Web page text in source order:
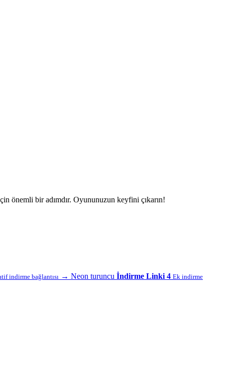
önemli bir adımdır. Oyununuzun keyfini çıkarın!
indirme bağlantısı → Neon turuncu İndirme Linki 4 Ek indirme